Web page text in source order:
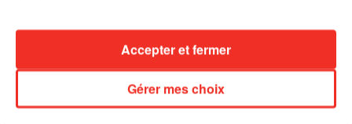
"ON A TOUS LE TRAC"
Gérer mes choix
Accepter et fermer